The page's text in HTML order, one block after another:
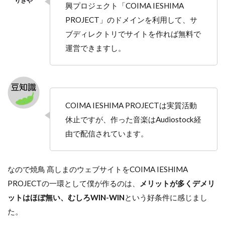
興プロジェクト「COIMA IESHIMA
PROJECT」のドメインを利用して、サ
ブディレクトリでサイトを作れば無料で
運営できますし。
COIMA IESHIMA PROJECTは実質活動
休止ですが、作った音楽はAudiostock経
由で配信されています。
なので焼鳥 髙しまのウェブサイトをCOIMA IESHIMA
PROJECTの一環として僕が作るのは、
メリットが多くデメリ
ットはほぼ無い、むしろWIN-WINという好条件に感じまし
た。